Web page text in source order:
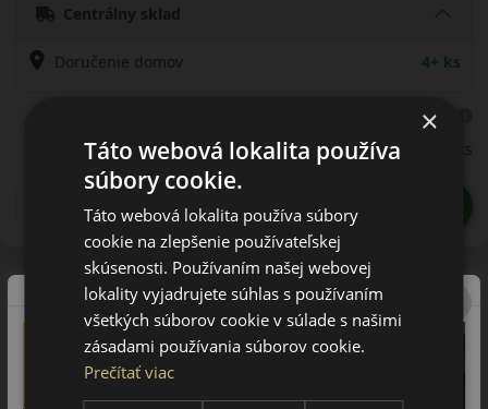
Centrálny sklad
Doručenie domov 4+ ks
93.25 EUR
92.00 EUR /ks
ks
EU - štítok
×
Táto webová lokalita používa
súbory cookie.
Táto webová lokalita používa súbory
cookie na zlepšenie používateľskej
skúsenosti. Používaním našej webovej
lokality vyjadrujete súhlas s používaním
všetkých súborov cookie v súlade s našimi
zásadami používania súborov cookie.
Prečítať viac